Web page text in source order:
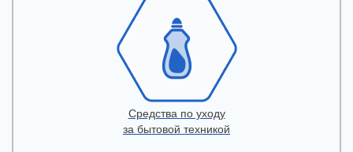
Средства по уходу
за бытовой техникой